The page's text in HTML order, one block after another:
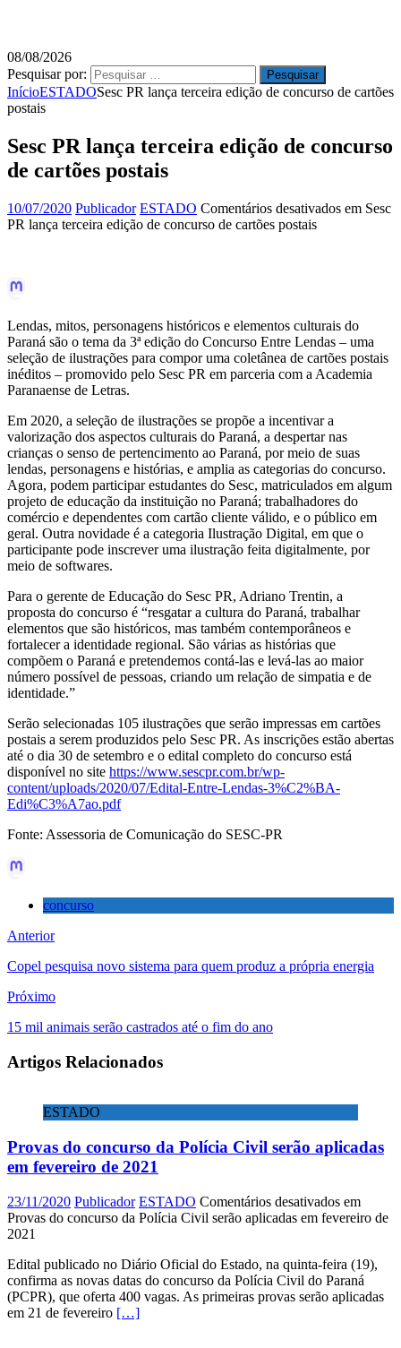
08/08/2026
Pesquisar por:
InícioESTADOSesc PR lança terceira edição de concurso de cartões
postais
Sesc PR lança terceira edição de concurso
de cartões postais
10/07/2020 Publicador ESTADO Comentários desativados em Sesc
PR lança terceira edição de concurso de cartões postais
Lendas, mitos, personagens históricos e elementos culturais do
Paraná são o tema da 3ª edição do Concurso Entre Lendas – uma
seleção de ilustrações para compor uma coletânea de cartões postais
inéditos – promovido pelo Sesc PR em parceria com a Academia
Paranaense de Letras.
Em 2020, a seleção de ilustrações se propõe a incentivar a
valorização dos aspectos culturais do Paraná, a despertar nas
crianças o senso de pertencimento ao Paraná, por meio de suas
lendas, personagens e histórias, e amplia as categorias do concurso.
Agora, podem participar estudantes do Sesc, matriculados em algum
projeto de educação da instituição no Paraná; trabalhadores do
comércio e dependentes com cartão cliente válido, e o público em
geral. Outra novidade é a categoria Ilustração Digital, em que o
participante pode inscrever uma ilustração feita digitalmente, por
meio de softwares.
Para o gerente de Educação do Sesc PR, Adriano Trentin, a
proposta do concurso é “resgatar a cultura do Paraná, trabalhar
elementos que são históricos, mas também contemporâneos e
fortalecer a identidade regional. São várias as histórias que
compõem o Paraná e pretendemos contá-las e levá-las ao maior
número possível de pessoas, criando um relação de simpatia e de
identidade.”
Serão selecionadas 105 ilustrações que serão impressas em cartões
postais a serem produzidos pelo Sesc PR. As inscrições estão abertas
até o dia 30 de setembro e o edital completo do concurso está
disponível no site https://www.sescpr.com.br/wp-
content/uploads/2020/07/Edital-Entre-Lendas-3%C2%BA-
Edi%C3%A7ao.pdf
Fonte: Assessoria de Comunicação do SESC-PR
concurso
Anterior
Copel pesquisa novo sistema para quem produz a própria energia
Próximo
15 mil animais serão castrados até o fim do ano
Artigos Relacionados
ESTADO
Provas do concurso da Polícia Civil serão aplicadas
em fevereiro de 2021
23/11/2020 Publicador ESTADO Comentários desativados em
Provas do concurso da Polícia Civil serão aplicadas em fevereiro de
2021
Edital publicado no Diário Oficial do Estado, na quinta-feira (19),
confirma as novas datas do concurso da Polícia Civil do Paraná
(PCPR), que oferta 400 vagas. As primeiras provas serão aplicadas
em 21 de fevereiro […]